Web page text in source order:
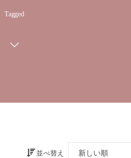
Tagged
並べ替え